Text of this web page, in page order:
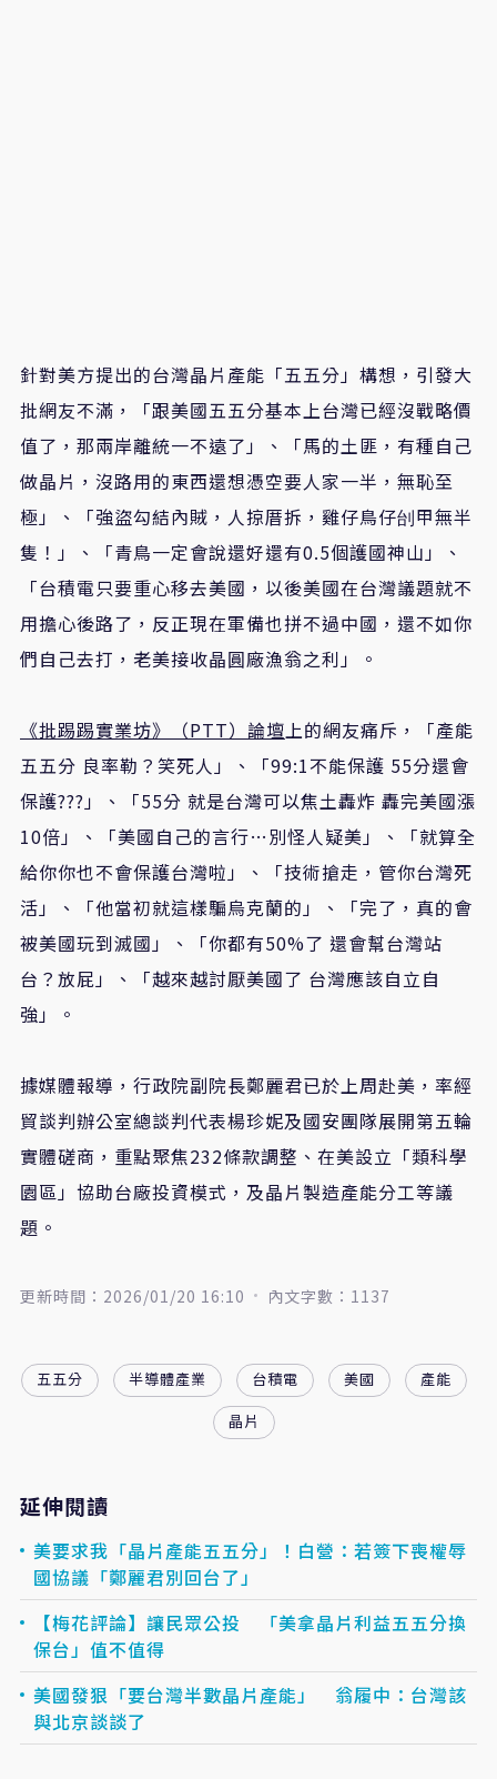
針對美方提出的台灣晶片產能「五五分」構想，引發大
批網友不滿，「跟美國五五分基本上台灣已經沒戰略價
值了，那兩岸離統一不遠了」、「馬的土匪，有種自己
做晶片，沒路用的東西還想憑空要人家一半，無恥至
極」、「強盜勾結內賊，人掠厝拆，雞仔鳥仔刣甲無半
隻！」、「青鳥一定會說還好還有0.5個護國神山」、
「台積電只要重心移去美國，以後美國在台灣議題就不
用擔心後路了，反正現在軍備也拼不過中國，還不如你
們自己去打，老美接收晶圓廠漁翁之利」。
《批踢踢實業坊》（PTT）論壇上的網友痛斥，「產能
五五分 良率勒？笑死人」、「99:1不能保護 55分還會
保護???」、「55分 就是台灣可以焦土轟炸 轟完美國漲
10倍」、「美國自己的言行…別怪人疑美」、「就算全
給你你也不會保護台灣啦」、「技術搶走，管你台灣死
活」、「他當初就這樣騙烏克蘭的」、「完了，真的會
被美國玩到滅國」、「你都有50%了 還會幫台灣站
台？放屁」、「越來越討厭美國了 台灣應該自立自
強」。
據媒體報導，行政院副院長鄭麗君已於上周赴美，率經
貿談判辦公室總談判代表楊珍妮及國安團隊展開第五輪
實體磋商，重點聚焦232條款調整、在美設立「類科學
園區」協助台廠投資模式，及晶片製造產能分工等議
題。
更新時間：2026/01/20 16:10 內文字數：1137
五五分 半導體產業 台積電 美國
產能
晶片
延伸閱讀
美要求我「晶片產能五五分」！白營：若簽下喪權辱
國協議「鄭麗君別回台了」
【梅花評論】讓民眾公投 「美拿晶片利益五五分換
保台」值不值得
美國發狠「要台灣半數晶片產能」 翁履中：台灣該
與北京談談了